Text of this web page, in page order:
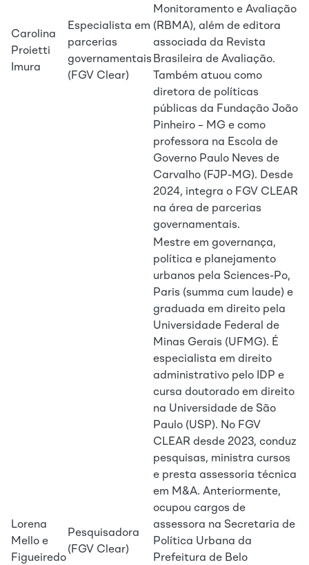
Carolina
Proietti
Imura
Especialista em
parcerias
governamentais
(FGV Clear)
Monitoramento e Avaliação
(RBMA), além de editora
associada da Revista
Brasileira de Avaliação.
Também atuou como
diretora de políticas
públicas da Fundação João
Pinheiro – MG e como
professora na Escola de
Governo Paulo Neves de
Carvalho (FJP-MG). Desde
2024, integra o FGV CLEAR
na área de parcerias
governamentais.
Lorena
Mello e
Figueiredo
Pesquisadora
(FGV Clear)
Mestre em governança,
política e planejamento
urbanos pela Sciences-Po,
Paris (summa cum laude) e
graduada em direito pela
Universidade Federal de
Minas Gerais (UFMG). É
especialista em direito
administrativo pelo IDP e
cursa doutorado em direito
na Universidade de São
Paulo (USP). No FGV
CLEAR desde 2023, conduz
pesquisas, ministra cursos
e presta assessoria técnica
em M&A. Anteriormente,
ocupou cargos de
assessora na Secretaria de
Política Urbana da
Prefeitura de Belo